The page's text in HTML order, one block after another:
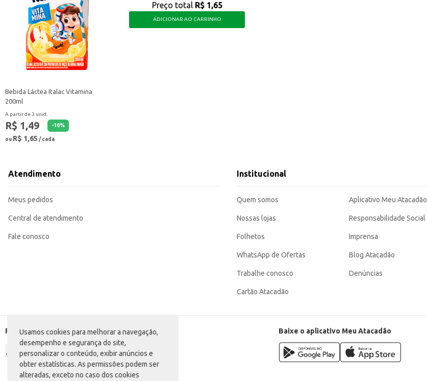
Usamos cookies para melhorar a navegação,
desempenho e segurança do site,
personalizar o conteúdo, exibir anúncios e
obter estatísticas. As permissões podem ser
alteradas, exceto no caso dos cookies
Bebida Láctea Italac Vitamina
200ml
A partir de 3 unid.
R$ 1,49 -10%
ou R$ 1,65 / cada
Preço total R$ 1,65
ADICIONAR AO CARRINHO
Atendimento
Meus pedidos
Central de atendimento
Fale conosco
Institucional
Quem somos
Nossas lojas
Folhetos
WhatsApp de Ofertas
Trabalhe conosco
Cartão Atacadão
Aplicativo Meu Atacadão
Responsabilidade Social
Imprensa
Blog Atacadão
Denúncias
Formas de pagamento Baixe o aplicativo Meu Atacadão